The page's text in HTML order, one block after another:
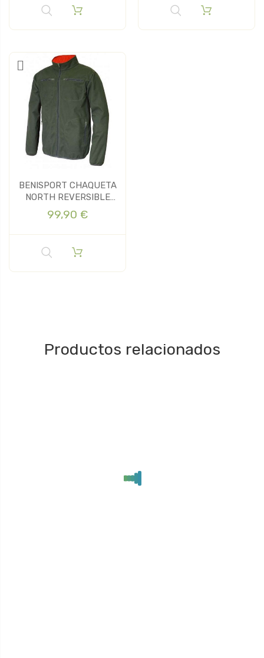
BENISPORT CHAQUETA
NORTH REVERSIBLE
CAQUI/ NARANJA
99,90 €
Productos relacionados